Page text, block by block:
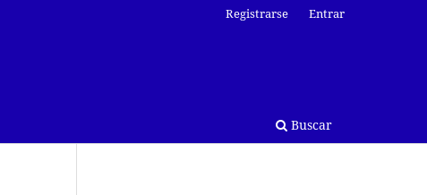
Buscar
Registrarse Entrar